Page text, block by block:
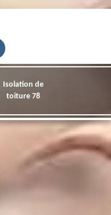
Isolation de
toiture 78